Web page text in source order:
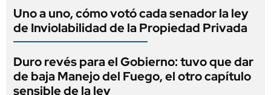
Uno a uno, cómo votó cada senador la ley
de Inviolabilidad de la Propiedad Privada
Duro revés para el Gobierno: tuvo que dar
de baja Manejo del Fuego, el otro capítulo
sensible de la ley